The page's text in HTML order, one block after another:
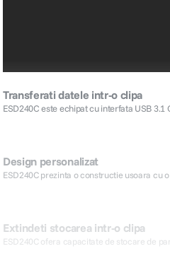
Transferati datele intr-o clipa
ESD240C este echipat cu interfata USB
Design personalizat
ESD240C prezinta o constructie usoara cu
Extindeti stocarea intr-o clipa
ESD240C ofera capacitate de stocare de